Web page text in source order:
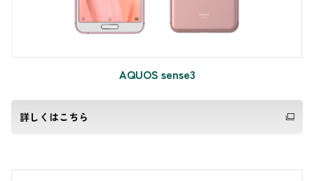
AQUOS sense3
詳しくはこちら